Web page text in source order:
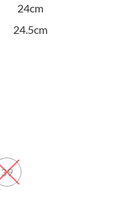
24cm
24.5cm
39